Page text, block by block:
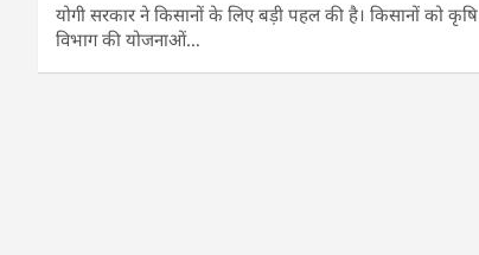
योगी सरकार ने किसानों के लिए बड़ी पहल की है। किसानों को कृषि
विभाग की योजनाओं…